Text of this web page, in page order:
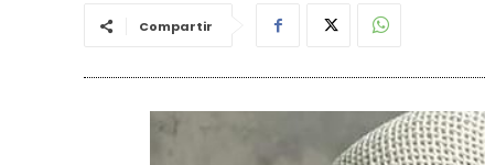
Compartir